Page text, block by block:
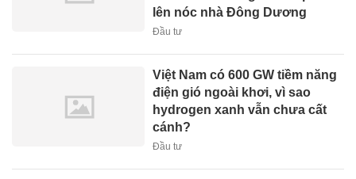
lên nóc nhà Đông Dương
Đầu tư
Việt Nam có 600 GW tiềm năng
điện gió ngoài khơi, vì sao
hydrogen xanh vẫn chưa cất
cánh?
Đầu tư